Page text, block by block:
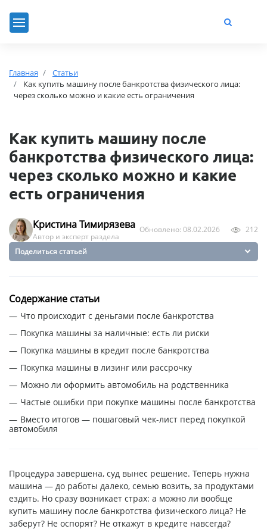
Главная
Статьи
Как купить машину после банкротства физического лица:
через сколько можно и какие есть ограничения
Как купить машину после
банкротства физического лица:
через сколько можно и какие
есть ограничения
Кристина Тимирязева
Автор и эксперт раздела
Обновлено: 08.02.2026 212
Поделиться статьей
Содержание статьи
Что происходит с деньгами после банкротства
Покупка машины за наличные: есть ли риски
Покупка машины в кредит после банкротства
Покупка машины в лизинг или рассрочку
Можно ли оформить автомобиль на родственника
Частые ошибки при покупке машины после банкротства
Вместо итогов — пошаговый чек-лист перед покупкой
автомобиля
Процедура завершена, суд вынес решение. Теперь нужна
машина — до работы далеко, семью возить, за продуктами
ездить. Но сразу возникает страх: а можно ли вообще
купить машину после банкротства физического лица? Не
заберут? Не оспорят? Не откажут в кредите навсегда?